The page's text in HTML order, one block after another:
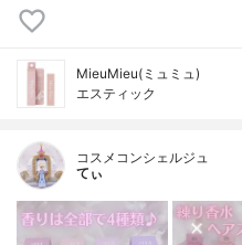
MieuMieu(ミュミュ)
エスティック
コスメコンシェルジュ
てぃ